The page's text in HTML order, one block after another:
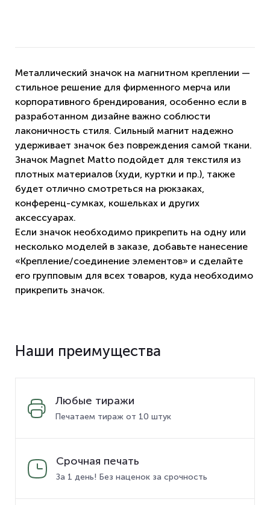
Металлический значок на магнитном креплении —
стильное решение для фирменного мерча или
корпоративного брендирования, особенно если в
разработанном дизайне важно соблюсти
лаконичность стиля. Сильный магнит надежно
удерживает значок без повреждения самой ткани.
Значок Magnet Matto подойдет для текстиля из
плотных материалов (худи, куртки и пр.), также
будет отлично смотреться на рюкзаках,
конференц-сумках, кошельках и других
аксессуарах.
Если значок необходимо прикрепить на одну или
несколько моделей в заказе, добавьте нанесение
«Крепление/соединение элементов» и сделайте
его групповым для всех товаров, куда необходимо
прикрепить значок.
Наши преимущества
Любые тиражи
Печатаем тираж от 10 штук
Срочная печать
За 1 день! Без наценок за срочность